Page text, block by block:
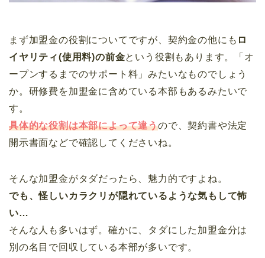
まず加盟金の役割についてですが、契約金の他にも ロ
イヤリティ(使用料)の前金という役割もあります。「オ
ープンするまでのサポート料」みたいなものでしょう
か。研修費を加盟金に含めている本部もあるみたいで
す。
具体的な役割は本部によって違うので、契約書や法定
開示書面などで確認してくださいね。
そんな加盟金がタダだったら、魅力的ですよね。
でも、怪しいカラクリが隠れているような気もして怖
い…
そんな人も多いはず。確かに、タダにした加盟金分は
別の名目で回収している本部が多いです。